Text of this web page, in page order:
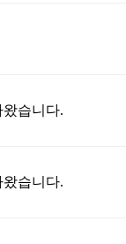
습니다.
습니다.